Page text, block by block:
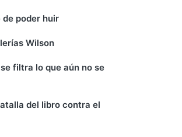
de poder huir
Wilson
filtra lo que aún no se
del libro contra el